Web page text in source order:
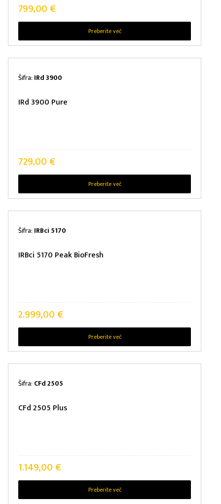
799,00 €
Preberite več
Šifra: IRd 3900
IRd 3900 Pure
729,00 €
Preberite več
Šifra: IRBci 5170
IRBci 5170 Peak BioFresh
2.999,00 €
Preberite več
Šifra: CFd 2505
CFd 2505 Plus
1.149,00 €
Preberite več